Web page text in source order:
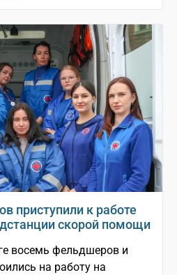
приступили к работе
скорой помощи
восемь фельдшеров и
на работу на